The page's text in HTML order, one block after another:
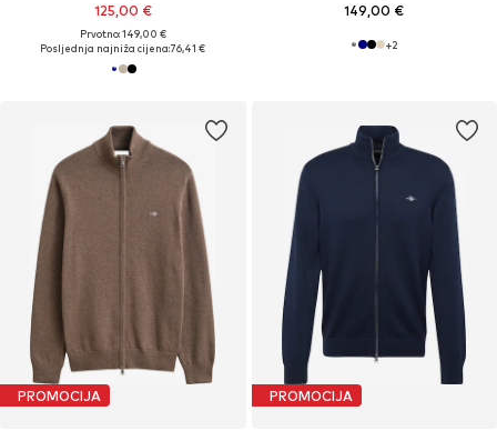
125,00 €
Prvotno: 149,00 €
Posljednja najniža cijena:76,41 €
149,00 €
+2
PROMOCIJA PROMOCIJA